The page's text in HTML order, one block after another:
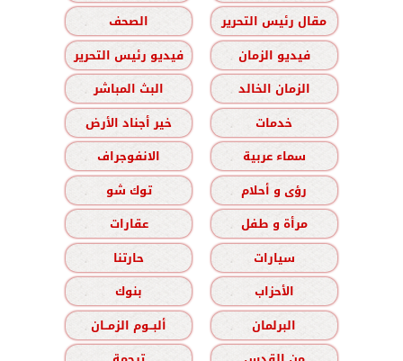
مقال رئيس التحرير
الصحف
فيديو الزمان
فيديو رئيس التحرير
الزمان الخالد
البث المباشر
خدمات
خير أجناد الأرض
سماء عربية
الانفوجراف
رؤى و أحلام
توك شو
مرأة و طفل
عقارات
سيارات
حارتنا
الأحزاب
بنوك
البرلمان
ألبــوم الزمــان